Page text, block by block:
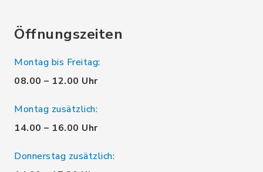
Öffnungszeiten
Montag bis Freitag:
08.00 – 12.00 Uhr
Montag zusätzlich:
14.00 – 16.00 Uhr
Donnerstag zusätzlich: